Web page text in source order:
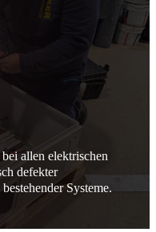
allen elektrischen
defekter
Systeme.